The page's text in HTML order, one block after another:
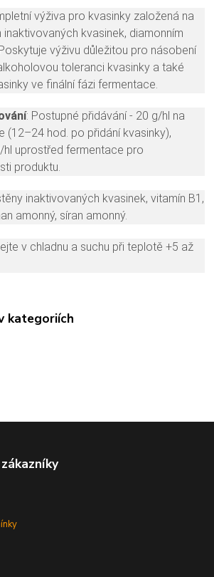
výživa pro kvasinky založená na
kvasinek, diamonním
výživu důležitou pro násobení
toleranci kvasinky a také
ve finální fázi fermentace.
: Postupné přidávání - 20 g/hl na
(12–24 hod. po přidání kvasinky),
uprostřed fermentace pro
produktu.
inaktivovaných kvasinek, vitamín B1,
amonný, síran amonný.
v chladnu a suchu při teplotě +5 až
kategoriích